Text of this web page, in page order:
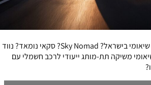
איך יקראו למכונית של שיאומי בישראל? Sky Nomad? סקאי נומאד? נווד
משיקה תת-מותג ייעודי לרכב חשמלי עם